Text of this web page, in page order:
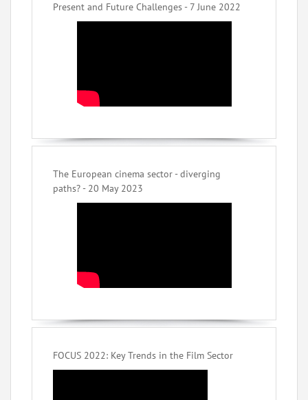
Present and Future Challenges - 7 June 2022
The European cinema sector - diverging
paths? - 20 May 2023
FOCUS 2022: Key Trends in the Film Sector